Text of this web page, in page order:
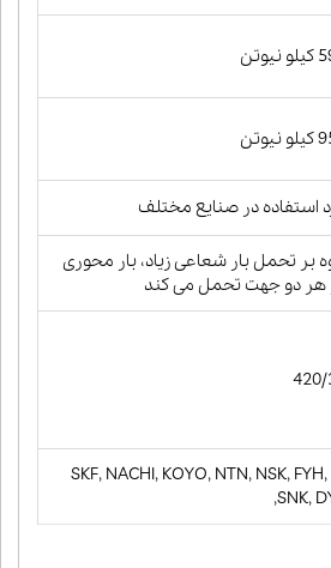
استفاده در صنایع مختلف
بر تحمل بار شعاعی زیاد، بار محوری
هر دو جهت تحمل می کند
SKF, NACHI, KOYO, NTN, NSK, FYH,
SNK,